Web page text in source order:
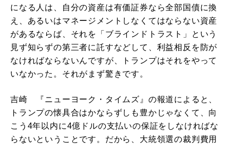
になる人は、自分の資産は有価証券なら全部国債に換
え、あるいはマネージメントしなくてはならない資産
があるならば、それを「ブラインドトラスト」という
見ず知らずの第三者に託すなどして、利益相反を防が
なければならないんですが、トランプはそれをやって
いなかった。それがまず驚きです。
吉崎 『ニューヨーク・タイムズ』の報道によると、
トランプの懐具合はかならずしも豊かじゃなくて、向
こう4年以内に4億ドルの支払いの保証をしなければな
らないということです。だから、大統領選の裁判費用